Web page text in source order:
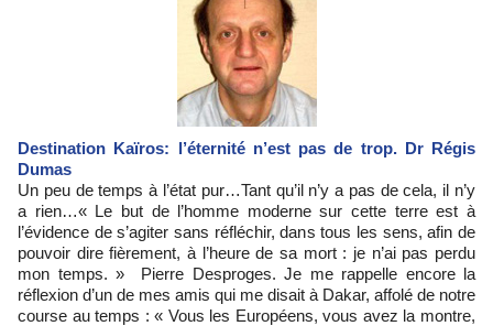
Destination Kaïros: l’éternité n’est pas de trop. Dr Régis
Dumas
Un peu de temps à l’état pur…Tant qu’il n’y a pas de cela, il n’y
a rien…« Le but de l’homme moderne sur cette terre est à
l’évidence de s’agiter sans réfléchir, dans tous les sens, afin de
pouvoir dire fièrement, à l’heure de sa mort : je n’ai pas perdu
mon temps. » Pierre Desproges. Je me rappelle encore la
réflexion d’un de mes amis qui me disait à Dakar, affolé de notre
course au temps : « Vous les Européens, vous avez la montre,